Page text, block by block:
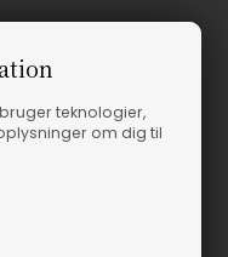
teknologier,
om dig til